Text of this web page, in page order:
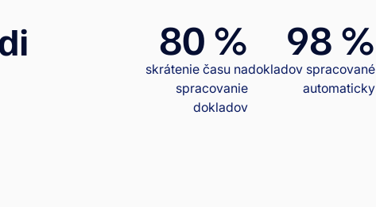
80 %
skrátenie času na
spracovanie
dokladov
98 %
dokladov spracované
automaticky
prácu s